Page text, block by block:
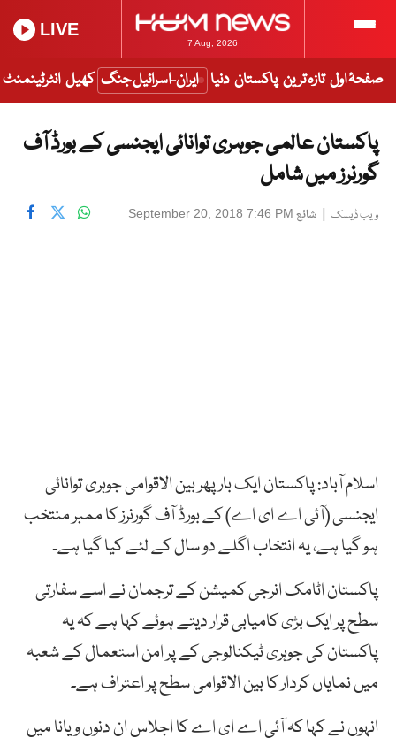
7 Aug, 2026
LIVE
صفحۂ اول تازہ ترین پاکستان دنیا ایران-اسرائیل جنگ کھیل انٹرٹینمنٹ
پاکستان عالمی جوہری توانائی ایجنسی کے بورڈ آف
گورنرز میں شامل
ویب ڈیسک | شائع September 20, 2018 7:46 PM
اسلام آباد: پاکستان ایک بار پھر بین الاقوامی جوہری توانائی
ایجنسی (آئی اے ای اے) کے بورڈ آف گورنرز کا ممبر منتخب
ہو گیا ہے، یہ انتخاب اگلے دو سال کے لئے کیا گیا ہے۔
پاکستان اٹامک انرجی کمیشن کے ترجمان نے اسے سفارتی
سطح پر ایک بڑی کامیابی قرار دیتے ہوئے کہا ہے کہ یہ
پاکستان کی جوہری ٹیکنالوجی کے پر امن استعمال کے شعبہ
میں نمایاں کردار کا بین الاقوامی سطح پر اعتراف ہے۔
انہوں نے کہا کہ آئی اے ای اے کا اجلاس ان دنوں ویانا میں